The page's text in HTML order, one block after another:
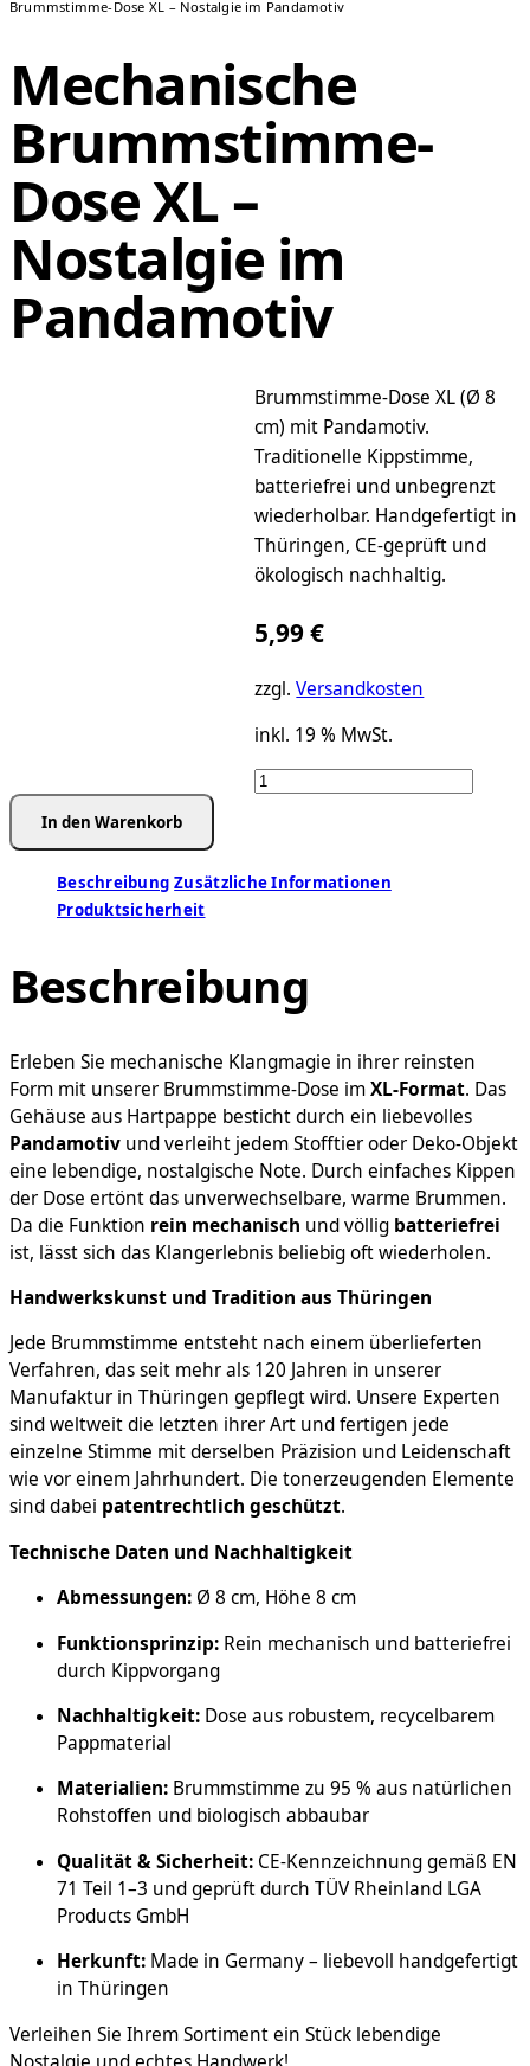
Brummstimme-Dose XL – Nostalgie im Pandamotiv
Mechanische
Brummstimme-
Dose XL –
Nostalgie im
Pandamotiv
Brummstimme-Dose XL (Ø 8
cm) mit Pandamotiv.
Traditionelle Kippstimme,
batteriefrei und unbegrenzt
wiederholbar. Handgefertigt in
Thüringen, CE-geprüft und
ökologisch nachhaltig.
5,99€
zzgl.Versandkosten
inkl. 19 % MwSt.
Mechanische
–
Menge
In den Warenkorb
Beschreibung Zusätzliche Informationen
Produktsicherheit
Beschreibung
Erleben Sie mechanische Klangmagie in ihrer reinsten
Form mit unserer Brummstimme-Dose imXL-Format. Das
Gehäuse aus Hartpappe besticht durch ein liebevolles
Pandamotiv und verleiht jedem Stofftier oder Deko-Objekt
eine lebendige, nostalgische Note. Durch einfaches Kippen
der Dose ertönt das unverwechselbare, warme Brummen.
Da die Funktion rein mechanisch und völlig batteriefrei
ist, lässt sich das Klangerlebnis beliebig oft wiederholen.
Handwerkskunst und Tradition aus Thüringen
Jede Brummstimme entsteht nach einem überlieferten
Verfahren, das seit mehr als 120 Jahren in unserer
Manufaktur in Thüringen gepflegt wird. Unsere Experten
sind weltweit die letzten ihrer Art und fertigen jede
einzelne Stimme mit derselben Präzision und Leidenschaft
wie vor einem Jahrhundert. Die tonerzeugenden Elemente
sind dabei patentrechtlich geschützt.
Technische Daten und Nachhaltigkeit
Abmessungen: Ø 8 cm, Höhe 8 cm
Funktionsprinzip: Rein mechanisch und batteriefrei
durch Kippvorgang
Nachhaltigkeit: Dose aus robustem, recycelbarem
Pappmaterial
Materialien: Brummstimme zu 95 % aus natürlichen
Rohstoffen und biologisch abbaubar
Qualität & Sicherheit: CE-Kennzeichnung gemäß EN
71 Teil 1–3 und geprüft durch TÜV Rheinland LGA
Products GmbH
Herkunft: Made in Germany – liebevoll handgefertigt
in Thüringen
Verleihen Sie Ihrem Sortiment ein Stück lebendige